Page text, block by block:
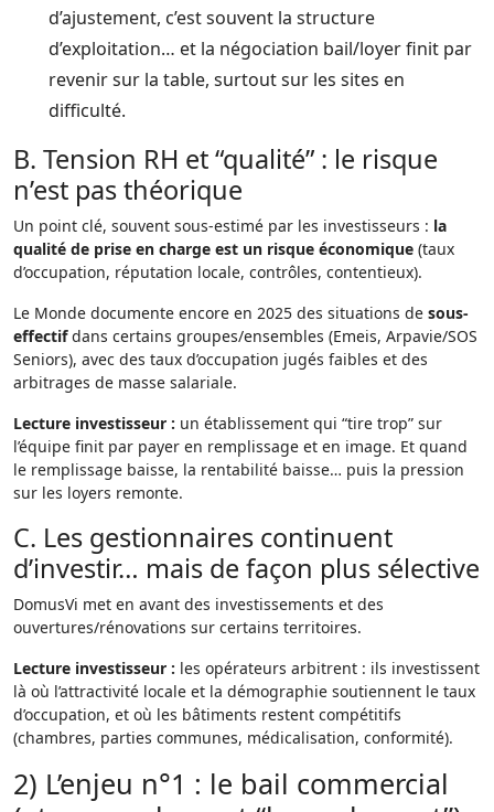
d’ajustement, c’est souvent la structure
d’exploitation… et la négociation bail/loyer finit par
revenir sur la table, surtout sur les sites en
difficulté.
B. Tension RH et “qualité” : le risque
n’est pas théorique
Un point clé, souvent sous-estimé par les investisseurs : la
qualité de prise en charge est un risque économique (taux
d’occupation, réputation locale, contrôles, contentieux).
Le Monde documente encore en 2025 des situations de sous-
effectifdans certains groupes/ensembles (Emeis, Arpavie/SOS
Seniors), avec des taux d’occupation jugés faibles et des
arbitrages de masse salariale.
Lecture investisseur : un établissement qui “tire trop” sur
l’équipe finit par payer en remplissage et en image. Et quand
le remplissage baisse, la rentabilité baisse… puis la pression
sur les loyers remonte.
C. Les gestionnaires continuent
d’investir… mais de façon plus sélective
DomusVi met en avant des investissements et des
ouvertures/rénovations sur certains territoires.
Lecture investisseur : les opérateurs arbitrent : ils investissent
là où l’attractivité locale et la démographie soutiennent le taux
d’occupation, et où les bâtiments restent compétitifs
(chambres, parties communes, médicalisation, conformité).
2) L’enjeu n°1 : le bail commercial